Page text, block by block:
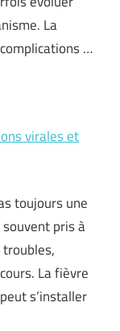
La
…
virales et
toujours une
pris à
troubles,
La fièvre
s’installer